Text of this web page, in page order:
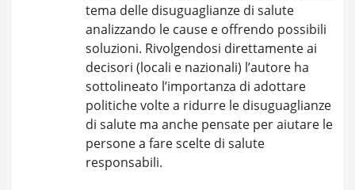
tema delle disuguaglianze di salute
analizzando le cause e offrendo possibili
soluzioni. Rivolgendosi direttamente ai
decisori (locali e nazionali) l’autore ha
sottolineato l’importanza di adottare
politiche volte a ridurre le disuguaglianze
di salute ma anche pensate per aiutare le
persone a fare scelte di salute
responsabili.